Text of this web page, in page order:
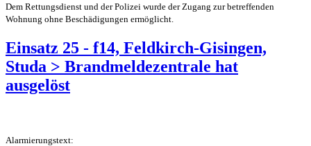
Dem Rettungsdienst und der Polizei wurde der Zugang zur betreffenden
Wohnung ohne Beschädigungen ermöglicht.
Einsatz 25 - f14, Feldkirch-Gisingen,
Studa > Brandmeldezentrale hat
ausgelöst
Alarmierungstext: